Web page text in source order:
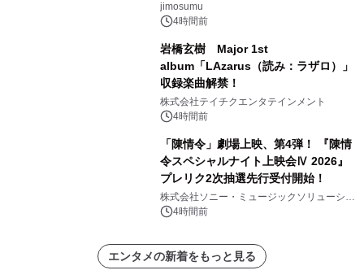
jimosumu
4時間前
岩橋玄樹 Major 1st
album「LAzarus（読み：ラザロ）」
収録楽曲解禁！
株式会社テイチクエンタテインメント
4時間前
「陳情令」劇場上映、第4弾！ 『陳情
令スペシャルナイト上映会Ⅳ 2026』
プレリク2次抽選先行受付開始！
株式会社ソニー・ミュージックソリューショ
ンズ4時間前
エンタメの新着をもっと見る